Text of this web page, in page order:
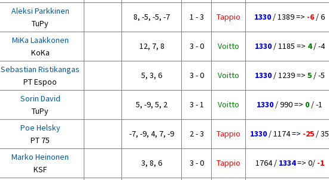
Aleksi Parkkinen
TuPy
8, -5, -5, -7 1 - 3 Tappio 1330 / 1389 => -6 / 6
MiKa Laakkonen
KoKa
12, 7, 8 3 - 0 Voitto 1330/ 1185 => 4/ -4
Sebastian Ristikangas
PT Espoo
5, 3, 6 3 - 0 Voitto 1330/ 1239 => 5/ -5
Sorin David
TuPy
5, -9, 5, 2 3 - 1 Voitto 1330 / 990 => 0 / -1
Poe Helsky
PT 75
-7, -9, 4, 7, -9 2 - 3 Tappio 1330 / 1174 => -25 / 35
Marko Heinonen
KSF
3, 8, 6 3 - 0 Tappio 1764 / 1334=> 0/ -1